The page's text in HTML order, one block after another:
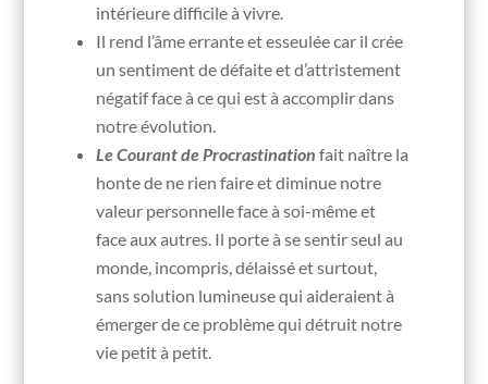
intérieure difficile à vivre.
Il rend l’âme errante et esseulée car il crée
un sentiment de défaite et d’attristement
négatif face à ce qui est à accomplir dans
notre évolution.
Le Courant de Procrastination fait naître la
honte de ne rien faire et diminue notre
valeur personnelle face à soi-même et
face aux autres. Il porte à se sentir seul au
monde, incompris, délaissé et surtout,
sans solution lumineuse qui aideraient à
émerger de ce problème qui détruit notre
vie petit à petit.